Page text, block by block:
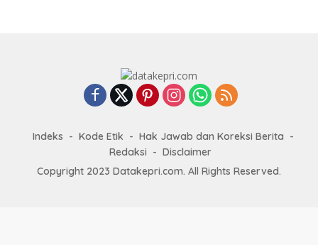
Indeks Kode Etik
Hak Jawab dan Koreksi Berita
Redaksi
Disclaimer
Copyright 2023 Datakepri.com. All Rights Reserved.